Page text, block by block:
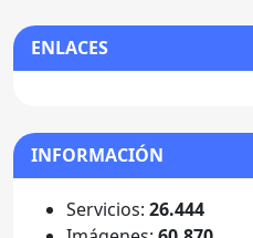
ENLACES
INFORMACIÓN
Servicios: 26.444